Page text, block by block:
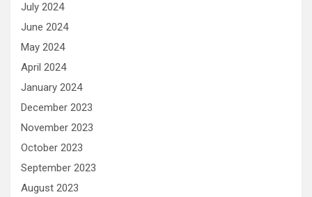
July 2024
June 2024
May 2024
April 2024
January 2024
December 2023
November 2023
October 2023
September 2023
August 2023